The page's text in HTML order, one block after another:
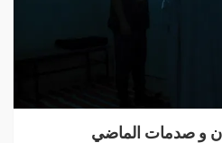
و صدمات الماضي